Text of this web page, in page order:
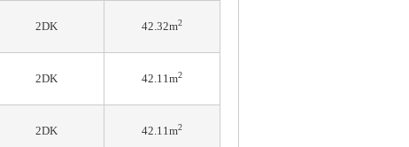
2DK 42.32m2
2DK 42.11m2
2DK 42.11m2